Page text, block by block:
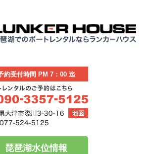
約受付時間 PM 7：00 迄
琵琶湖水位情報